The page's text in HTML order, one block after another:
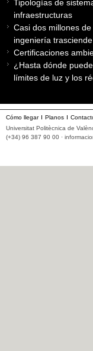
Tipologías de
infraestructuras
Casi dos millones
ingeniería
Certificaciones
¿Hasta dónde
límites de luz y los
Cómo llegar Planos
Universitat Politècnica de
(+34) 96 387 90 00 ·